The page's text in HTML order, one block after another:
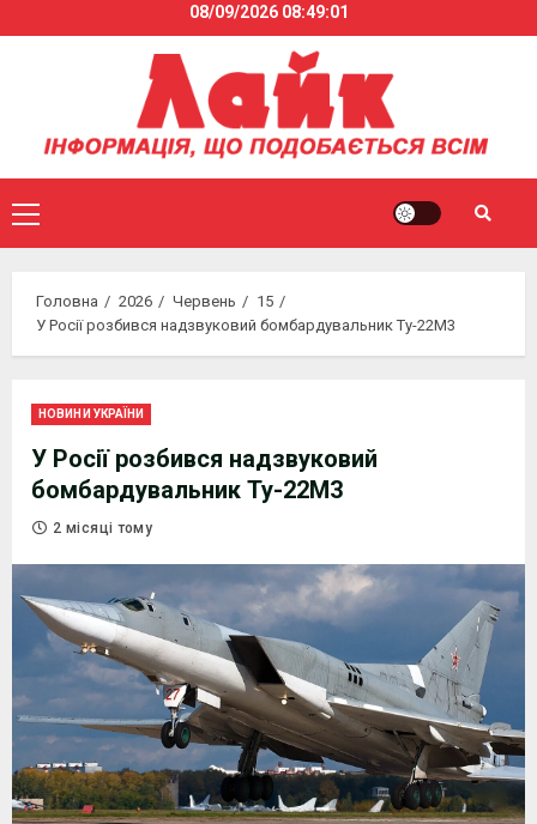
to
08/09/2026 08:49:02
Primary
Menu
Головна 2026 Червень
15
У Росії розбився надзвуковий бомбардувальник Ту-22М3
НОВИНИ УКРАЇНИ
У Росії розбився надзвуковий
бомбардувальник Ту-22М3
2 місяці тому